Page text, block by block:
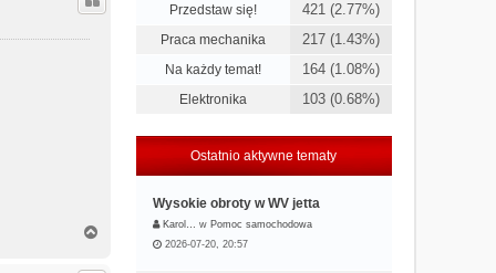
r
g
Przedstaw się! 421 (2.77%)
Praca mechanika 217 (1.43%)
Na każdy temat! 164 (1.08%)
Elektronika 103 (0.68%)
Ostatnio aktywne tematy
Wysokie obroty w WV jetta
Karol… w Pomoc samochodowa
2026-07-20, 20:57